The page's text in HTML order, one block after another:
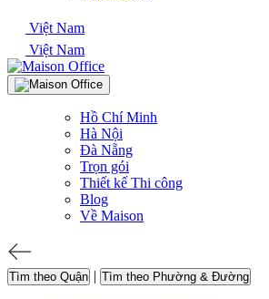
Việt Nam
Việt Nam
Hồ Chí Minh
Hà Nội
Đà Nẵng
Trọn gói
Thiết kế Thi công
Blog
Về Maison
Tìm theo Quận | Tìm theo Phường & Đường